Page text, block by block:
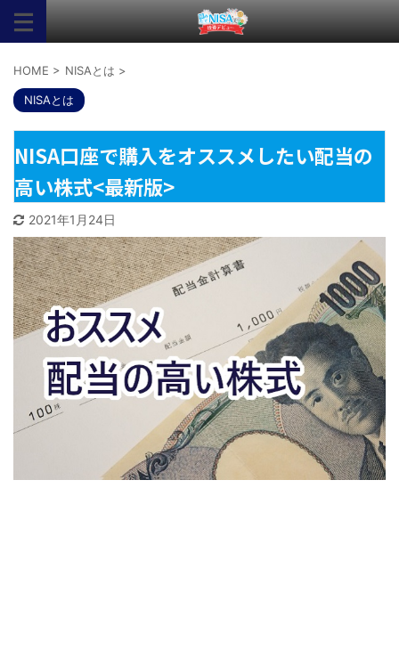
HOME > NISAとは >
NISAとは
NISA口座で購入をオススメしたい配当の
高い株式<最新版>
2021年1月24日